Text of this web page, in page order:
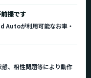
提です
Autoが利用可能なお車・
、相性問題等により動作
車種適
てご案内し
口